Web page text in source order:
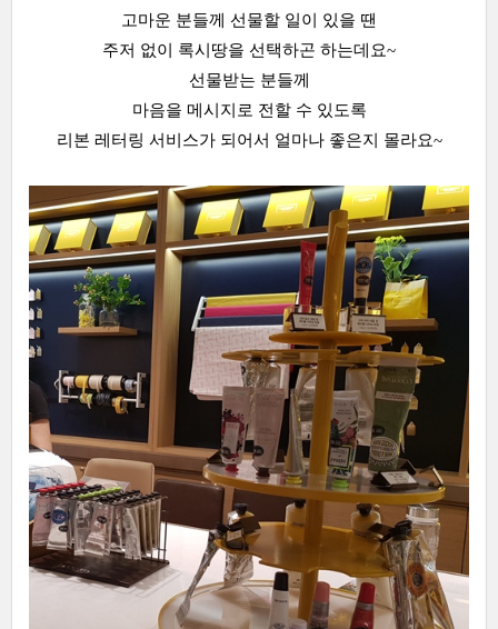
고마운 분들께 선물할 일이 있을 땐
주저 없이 록시땅을 선택하곤 하는데요~
선물받는 분들께
마음을 메시지로 전할 수 있도록
리본 레터링 서비스가 되어서 얼마나 좋은지 몰라요~